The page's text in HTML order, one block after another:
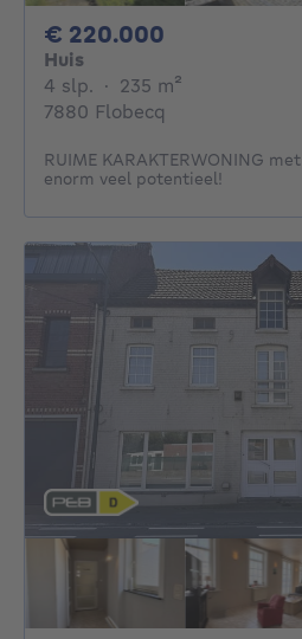
€ 220.000
Huis
4 slp. 4 slaapkamers
· 235 m²
7880 Flobecq
RUIME KARAKTERWONING met
enorm veel potentieel!